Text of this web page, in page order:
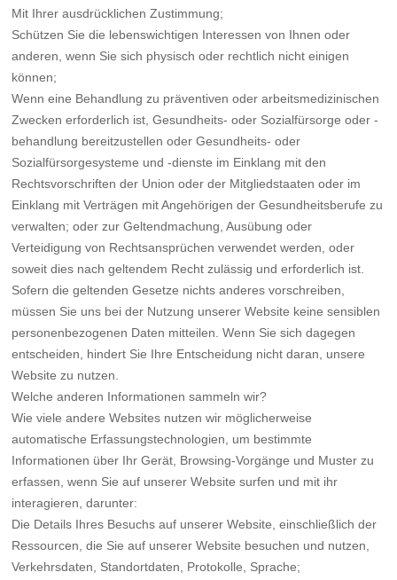
Mit Ihrer ausdrücklichen Zustimmung;
Schützen Sie die lebenswichtigen Interessen von Ihnen oder
anderen, wenn Sie sich physisch oder rechtlich nicht einigen
können;
Wenn eine Behandlung zu präventiven oder arbeitsmedizinischen
Zwecken erforderlich ist, Gesundheits- oder Sozialfürsorge oder -
behandlung bereitzustellen oder Gesundheits- oder
Sozialfürsorgesysteme und -dienste im Einklang mit den
Rechtsvorschriften der Union oder der Mitgliedstaaten oder im
Einklang mit Verträgen mit Angehörigen der Gesundheitsberufe zu
verwalten; oder zur Geltendmachung, Ausübung oder
Verteidigung von Rechtsansprüchen verwendet werden, oder
soweit dies nach geltendem Recht zulässig und erforderlich ist.
Sofern die geltenden Gesetze nichts anderes vorschreiben,
müssen Sie uns bei der Nutzung unserer Website keine sensiblen
personenbezogenen Daten mitteilen. Wenn Sie sich dagegen
entscheiden, hindert Sie Ihre Entscheidung nicht daran, unsere
Website zu nutzen.
Welche anderen Informationen sammeln wir?
Wie viele andere Websites nutzen wir möglicherweise
automatische Erfassungstechnologien, um bestimmte
Informationen über Ihr Gerät, Browsing-Vorgänge und Muster zu
erfassen, wenn Sie auf unserer Website surfen und mit ihr
interagieren, darunter:
Die Details Ihres Besuchs auf unserer Website, einschließlich der
Ressourcen, die Sie auf unserer Website besuchen und nutzen,
Verkehrsdaten, Standortdaten, Protokolle, Sprache;